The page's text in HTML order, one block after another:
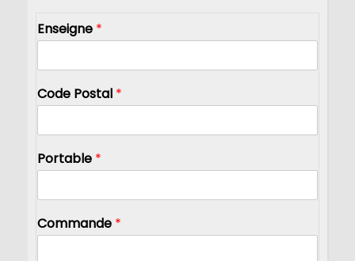
Enseigne *
Code Postal *
Portable *
Commande *